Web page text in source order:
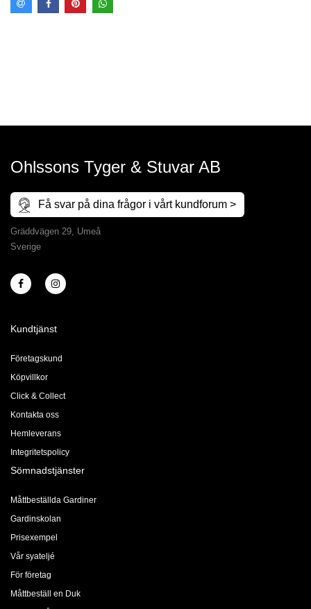
Ohlssons Tyger & Stuvar AB
Få svar på dina frågor i vårt kundforum >
Gräddvägen 29, Umeå
Sverige
Kundtjänst
Företagskund
Köpvillkor
Click & Collect
Kontakta oss
Hemleverans
Integritetspolicy
Sömnadstjänster
Måttbeställda Gardiner
Gardinskolan
Prisexempel
Vår syateljé
För företag
Måttbeställ en Duk